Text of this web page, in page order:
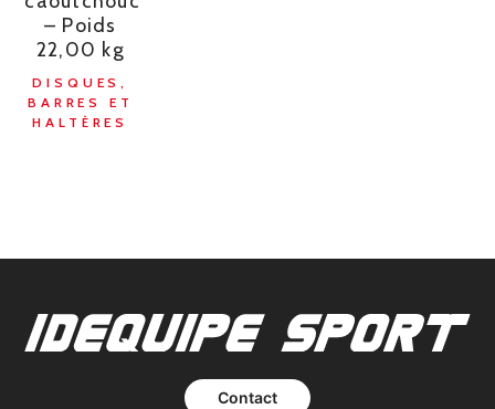
– Poids
22,00 kg
DISQUES,
BARRES ET
HALTÈRES
Contact